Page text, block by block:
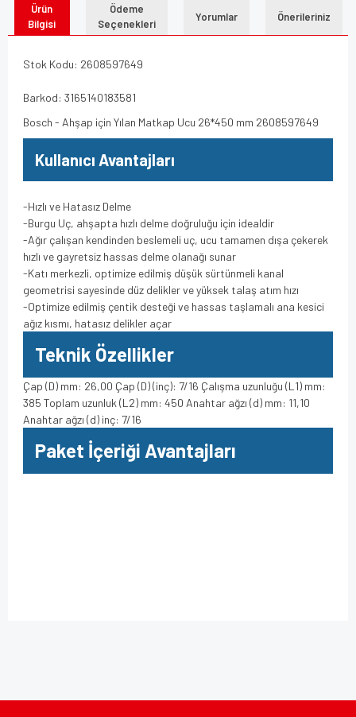
Ürün
Bilgisi
Ödeme
Seçenekleri
Yorumlar Önerileriniz
Stok Kodu: 2608597649
Barkod: 3165140183581
Bosch - Ahşap için Yılan Matkap Ucu 26*450 mm 2608597649
Kullanıcı Avantajları
-Hızlı ve Hatasız Delme
-Burgu Uç, ahşapta hızlı delme doğruluğu için idealdir
-Ağır çalışan kendinden beslemeli uç, ucu tamamen dışa çekerek
hızlı ve gayretsiz hassas delme olanağı sunar
-Katı merkezli, optimize edilmiş düşük sürtünmeli kanal
geometrisi sayesinde düz delikler ve yüksek talaş atım hızı
-Optimize edilmiş çentik desteği ve hassas taşlamalı ana kesici
ağız kısmı, hatasız delikler açar
Teknik Özellikler
Çap (D) mm: 26,00 Çap (D) (inç): 7/16 Çalışma uzunluğu (L1) mm:
385 Toplam uzunluk (L2) mm: 450 Anahtar ağzı (d) mm: 11,10
Anahtar ağzı (d) inç: 7/16
Paket İçeriği Avantajları